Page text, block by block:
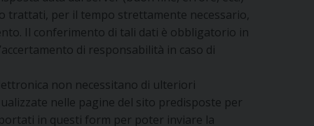
trattati, per il tempo strettamente necessario,
Il conferimento di tali dati è obbligatorio in
di responsabilità in caso di
non necessitano di ulteriori
nelle pagine del sito predisposte per
in questi form per poter inviare la